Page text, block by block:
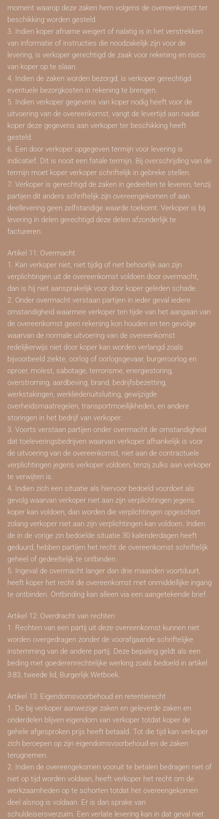
moment waarop deze zaken hem volgens de overeenkomst ter
beschikking worden gesteld.
3. Indien koper afname weigert of nalatig is in het verstrekken
van informatie of instructies die noodzakelijk zijn voor de
levering, is verkoper gerechtigd de zaak voor rekening en risico
van koper op te slaan.
4. Indien de zaken worden bezorgd, is verkoper gerechtigd
eventuele bezorgkosten in rekening te brengen.
5. Indien verkoper gegevens van koper nodig heeft voor de
uitvoering van de overeenkomst, vangt de levertijd aan nadat
koper deze gegevens aan verkoper ter beschikking heeft
gesteld.
6. Een door verkoper opgegeven termijn voor levering is
indicatief. Dit is nooit een fatale termijn. Bij overschrijding van de
termijn moet koper verkoper schriftelijk in gebreke stellen.
7. Verkoper is gerechtigd de zaken in gedeelten te leveren, tenzij
partijen dit anders schriftelijk zijn overeengekomen of aan
deellevering geen zelfstandige waarde toekomt. Verkoper is bij
levering in delen gerechtigd deze delen afzonderlijk te
factureren.
Artikel 11: Overmacht
1. Kan verkoper niet, niet tijdig of niet behoorlijk aan zijn
verplichtingen uit de overeenkomst voldoen door overmacht,
dan is hij niet aansprakelijk voor door koper geleden schade.
2. Onder overmacht verstaan partijen in ieder geval iedere
omstandigheid waarmee verkoper ten tijde van het aangaan van
de overeenkomst geen rekening kon houden en ten gevolge
waarvan de normale uitvoering van de overeenkomst
redelijkerwijs niet door koper kan worden verlangd zoals
bijvoorbeeld ziekte, oorlog of oorlogsgevaar, burgeroorlog en
oproer, molest, sabotage, terrorisme, energiestoring,
overstroming, aardbeving, brand, bedrijfsbezetting,
werkstakingen, werkliedenuitsluiting, gewijzigde
overheidsmaatregelen, transportmoeilijkheden, en andere
storingen in het bedrijf van verkoper.
3. Voorts verstaan partijen onder overmacht de omstandigheid
dat toeleveringsbedrijven waarvan verkoper afhankelijk is voor
de uitvoering van de overeenkomst, niet aan de contractuele
verplichtingen jegens verkoper voldoen, tenzij zulks aan verkoper
te verwijten is.
4. Indien zich een situatie als hiervoor bedoeld voordoet als
gevolg waarvan verkoper niet aan zijn verplichtingen jegens
koper kan voldoen, dan worden die verplichtingen opgeschort
zolang verkoper niet aan zijn verplichtingen kan voldoen. Indien
de in de vorige zin bedoelde situatie 30 kalenderdagen heeft
geduurd, hebben partijen het recht de overeenkomst schriftelijk
geheel of gedeeltelijk te ontbinden.
5. Ingeval de overmacht langer dan drie maanden voortduurt,
heeft koper het recht de overeenkomst met onmiddellijke ingang
te ontbinden. Ontbinding kan alleen via een aangetekende brief.
Artikel 12: Overdracht van rechten
1. Rechten van een partij uit deze overeenkomst kunnen niet
worden overgedragen zonder de voorafgaande schriftelijke
instemming van de andere partij. Deze bepaling geldt als een
beding met goederenrechtelijke werking zoals bedoeld in artikel
3:83, tweede lid, Burgerlijk Wetboek.
Artikel 13: Eigendomsvoorbehoud en retentierecht
1. De bij verkoper aanwezige zaken en geleverde zaken en
onderdelen blijven eigendom van verkoper totdat koper de
gehele afgesproken prijs heeft betaald. Tot die tijd kan verkoper
zich beroepen op zijn eigendomsvoorbehoud en de zaken
terugnemen.
2. Indien de overeengekomen vooruit te betalen bedragen niet of
niet op tijd worden voldaan, heeft verkoper het recht om de
werkzaamheden op te schorten totdat het overeengekomen
deel alsnog is voldaan. Er is dan sprake van
schuldeisersverzuim. Een verlate levering kan in dat geval niet